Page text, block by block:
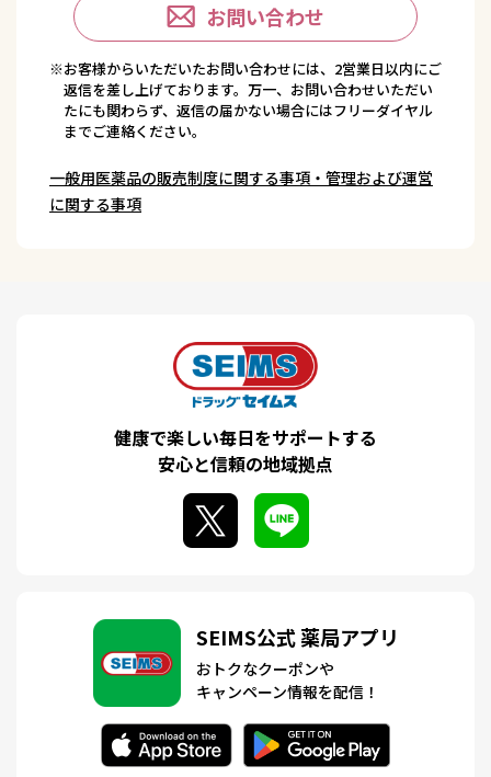
お問い合わせ
※お客様からいただいたお問い合わせには、2営業日以内にご
返信を差し上げております。万一、お問い合わせいただい
たにも関わらず、返信の届かない場合にはフリーダイヤル
までご連絡ください。
一般用医薬品の販売制度に関する事項・管理および運営
に関する事項
健康で楽しい毎日をサポートする
安心と信頼の地域拠点
SEIMS公式 薬局アプリ
おトクなクーポンや
キャンペーン情報を配信！